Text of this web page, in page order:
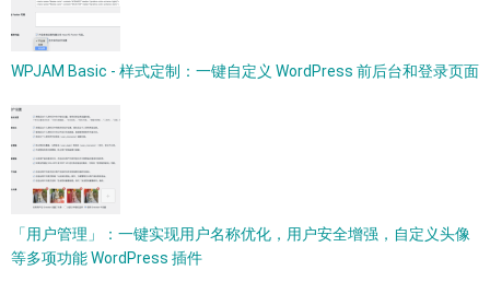
WPJAM Basic - 样式定制：一键自定义 WordPress 前后台和登录页面
「用户管理」：一键实现用户名称优化，用户安全增强，自定义头像
等多项功能 WordPress 插件